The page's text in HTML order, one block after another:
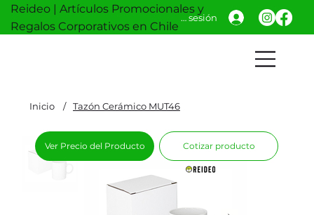
Reideo | Artículos Promocionales y
Regalos Corporativos en Chile
Iniciar sesión
Inicio / Tazón Cerámico MUT46
Ver Precio del Producto Cotizar producto